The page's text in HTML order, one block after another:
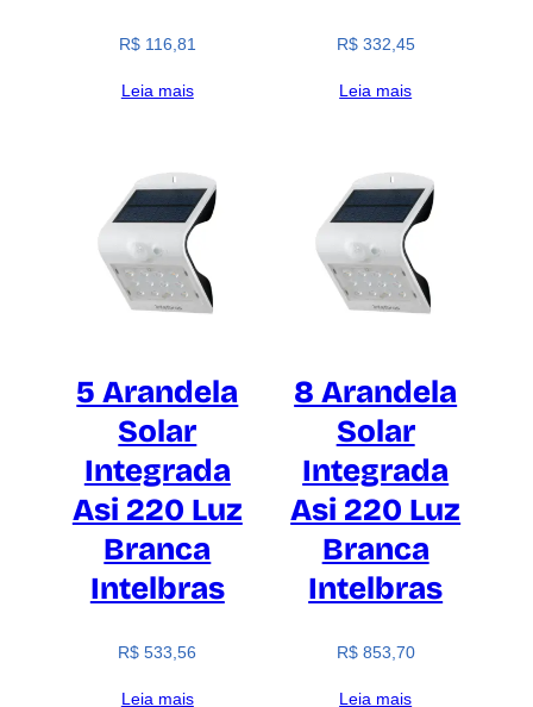
R$116,81
Leia mais
R$332,45
Leia mais
5 Arandela
Solar
Integrada
Asi 220 Luz
Branca
Intelbras
R$ 533,56
Leia mais
8 Arandela
Solar
Integrada
Asi 220 Luz
Branca
Intelbras
R$853,70
Leia mais